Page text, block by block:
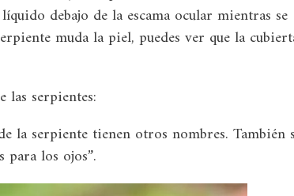
debajo de la escama ocular mientras se
muda la piel, puedes ver que la
las serpientes:
la serpiente tienen otros nombres. También
para los ojos”.